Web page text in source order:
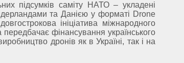
підсумків саміту НАТО – укладені
та Данією у форматі Drone
ініціатива міжнародного
передбачає фінансування українського
дронів як в Україні, так і на